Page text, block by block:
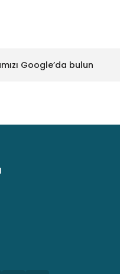
Google’da bulun